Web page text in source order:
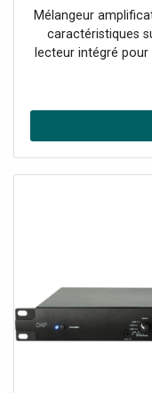
Mélangeur
caractéristiques
lecteur intégré
sourcesCH1
alimentation